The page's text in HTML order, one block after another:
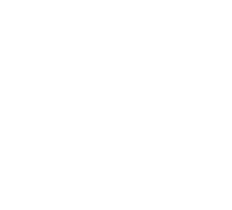
Kedua, pendekatan berbasis keluarga
Banyak anak jalanan bekerja bukan
karena tekanan ekonomi keluarga.
tidak cukup hanya pada anak, tetapi
keluarga melalui bantuan sosial,
Ketiga, jaminan keberlanjutan